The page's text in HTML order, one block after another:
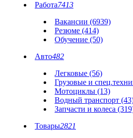
Работа7413
Вакансии (6939)
Резюме (414)
Обучение (50)
Авто482
Легковые (56)
Грузовые и
Мотоциклы (13)
Водный транспорт
Запчасти и колеса
Товары2821